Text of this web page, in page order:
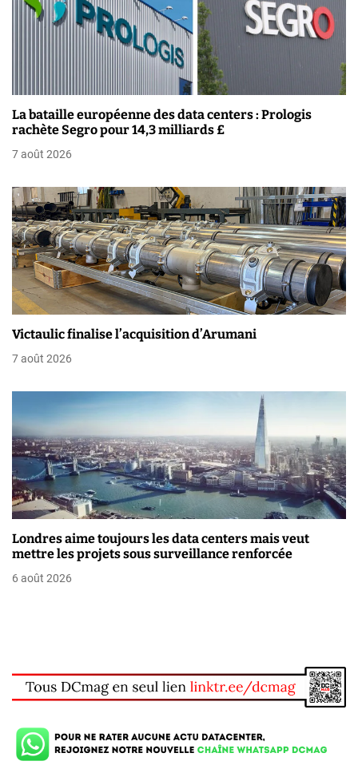
d
e
l
’
a
r
t
i
c
La bataille européenne des data centers : Prologis
rachète Segro pour 14,3 milliards £
7 août 2026
Victaulic finalise l’acquisition d’Arumani
7 août 2026
Londres aime toujours les data centers mais veut
mettre les projets sous surveillance renforcée
6 août 2026